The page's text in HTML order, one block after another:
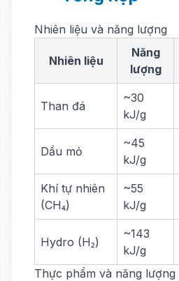
Nhiên liệu và năng lượng
Nhiên liệu
Năng
lượng
Than đá
~30
kJ/g
Dầu mỏ
~45
kJ/g
Khí tự nhiên
(CH₄)
~55
kJ/g
Hydro (H₂)
~143
kJ/g
Thực phẩm và năng lượng